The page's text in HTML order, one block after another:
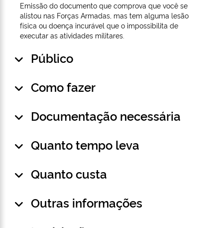
Emissão do documento que comprova que você se
alistou nas Forças Armadas, mas tem alguma lesão
física ou doença incurável que o impossibilita de
executar as atividades militares.
Público
Como fazer
Documentação necessária
Quanto tempo leva
Quanto custa
Outras informações